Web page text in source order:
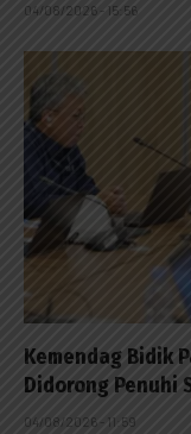
04/08/2026 - 15:56
Kemendag Bidik
Didorong Penuhi
04/08/2026 - 11:59